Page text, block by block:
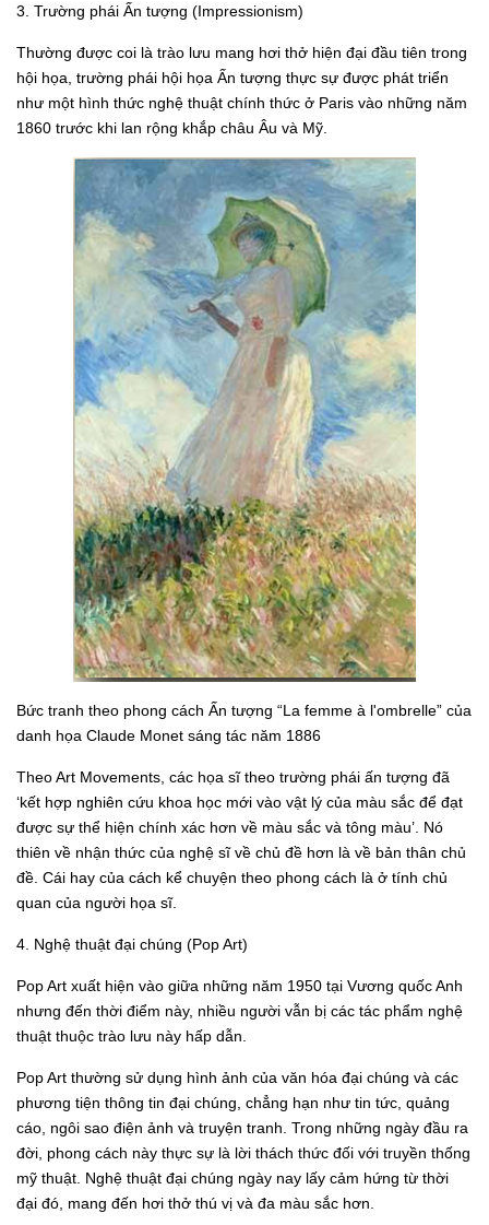
3. Trường phái Ấn tượng (Impressionism)
Thường được coi là trào lưu mang hơi thở hiện đại đầu tiên trong
hội họa, trường phái hội họa Ấn tượng thực sự được phát triển
như một hình thức nghệ thuật chính thức ở Paris vào những năm
1860 trước khi lan rộng khắp châu Âu và Mỹ.
Bức tranh theo phong cách Ấn tượng “La femme à l'ombrelle” của
danh họa Claude Monet sáng tác năm 1886
Theo Art Movements, các họa sĩ theo trường phái ấn tượng đã
‘kết hợp nghiên cứu khoa học mới vào vật lý của màu sắc để đạt
được sự thể hiện chính xác hơn về màu sắc và tông màu’. Nó
thiên về nhận thức của nghệ sĩ về chủ đề hơn là về bản thân chủ
đề. Cái hay của cách kể chuyện theo phong cách là ở tính chủ
quan của người họa sĩ.
4. Nghệ thuật đại chúng (Pop Art)
Pop Art xuất hiện vào giữa những năm 1950 tại Vương quốc Anh
nhưng đến thời điểm này, nhiều người vẫn bị các tác phẩm nghệ
thuật thuộc trào lưu này hấp dẫn.
Pop Art thường sử dụng hình ảnh của văn hóa đại chúng và các
phương tiện thông tin đại chúng, chẳng hạn như tin tức, quảng
cáo, ngôi sao điện ảnh và truyện tranh. Trong những ngày đầu ra
đời, phong cách này thực sự là lời thách thức đối với truyền thống
mỹ thuật. Nghệ thuật đại chúng ngày nay lấy cảm hứng từ thời
đại đó, mang đến hơi thở thú vị và đa màu sắc hơn.